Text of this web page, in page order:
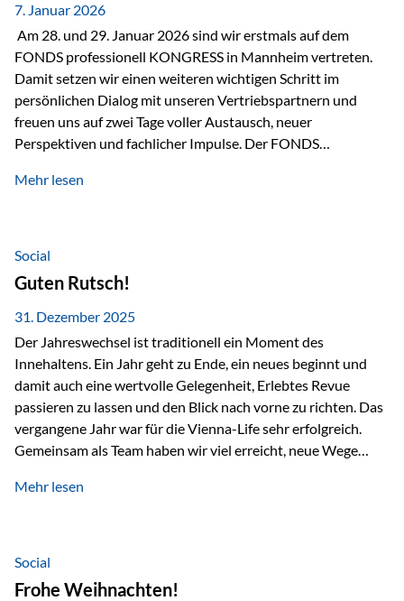
7. Januar 2026
Am 28. und 29. Januar 2026 sind wir erstmals auf dem
FONDS professionell KONGRESS in Mannheim vertreten.
Damit setzen wir einen weiteren wichtigen Schritt im
persönlichen Dialog mit unseren Vertriebspartnern und
freuen uns auf zwei Tage voller Austausch, neuer
Perspektiven und fachlicher Impulse. Der FONDS
Branchentreffen für Finanz- und Versicherungsprofis im
Vermögensstrukturierung und Nachfolgeplanung
gemeinsam zu diskutieren. Persönlich für Sie vor Ort An
beiden Kongresstagen stehen Ihnen Maximilian
Fichtenbauer, Dirk…
Mehr lesen
Social
Guten Rutsch!
31. Dezember 2025
Der Jahreswechsel ist traditionell ein Moment des
Innehaltens. Ein Jahr geht zu Ende, ein neues beginnt und
damit auch eine wertvolle Gelegenheit, Erlebtes Revue
passieren zu lassen und den Blick nach vorne zu richten. Das
vergangene Jahr war für die Vienna-Life sehr erfolgreich.
Gemeinsam als Team haben wir viel erreicht, neue Wege
Veranstaltungen wie der Schnifisschnauf, aber auch unsere
starkes Miteinander ist. Neben diesen gemeinsamen
Erlebnissen konnten wir…
Mehr lesen
Social
Frohe Weihnachten!